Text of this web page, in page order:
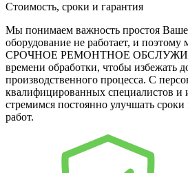
Стоимость, сроки и гарантия
Мы понимаем важность простоя
оборудование не работает, и поэтому
СРОЧНОЕ РЕМОНТНОЕ
времени обработки, чтобы избежать
производственного процесса. С
квалифицированных специалистов
стремимся постоянно улучшать
работ.